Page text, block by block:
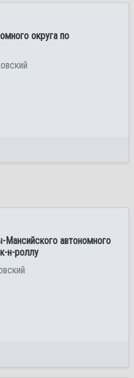
округа по
Мансийского автономного
н-роллу